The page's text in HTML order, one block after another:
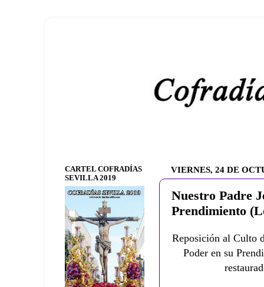
VIERNES, 24 DE
Nuestro Padre
Prendimiento
Reposición al Culto
Poder en su
CARTEL COFRADÍAS
SEVILLA 2019